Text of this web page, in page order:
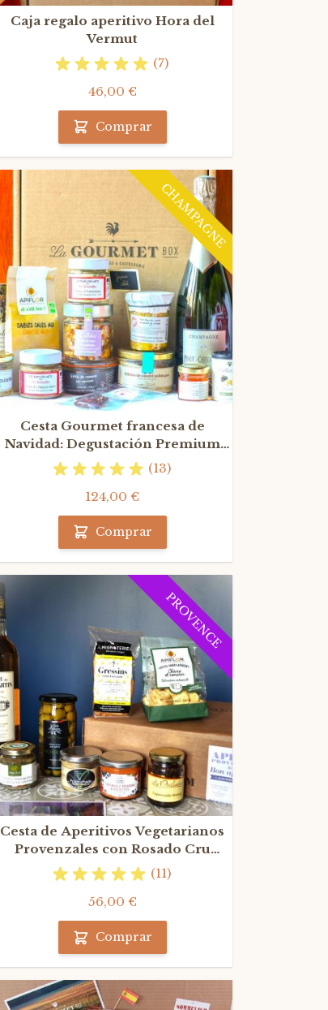
Caja regalo aperitivo Hora del
Vermut
(7)
46,00 €
Comprar
CHAMPAGNE
Cesta Gourmet francesa de
Navidad: Degustación Premium
con Champagne
(13)
124,00 €
Comprar
PROVENCE
Cesta de Aperitivos Vegetarianos
Provenzales con Rosado Cru
Classé
(11)
56,00 €
Comprar